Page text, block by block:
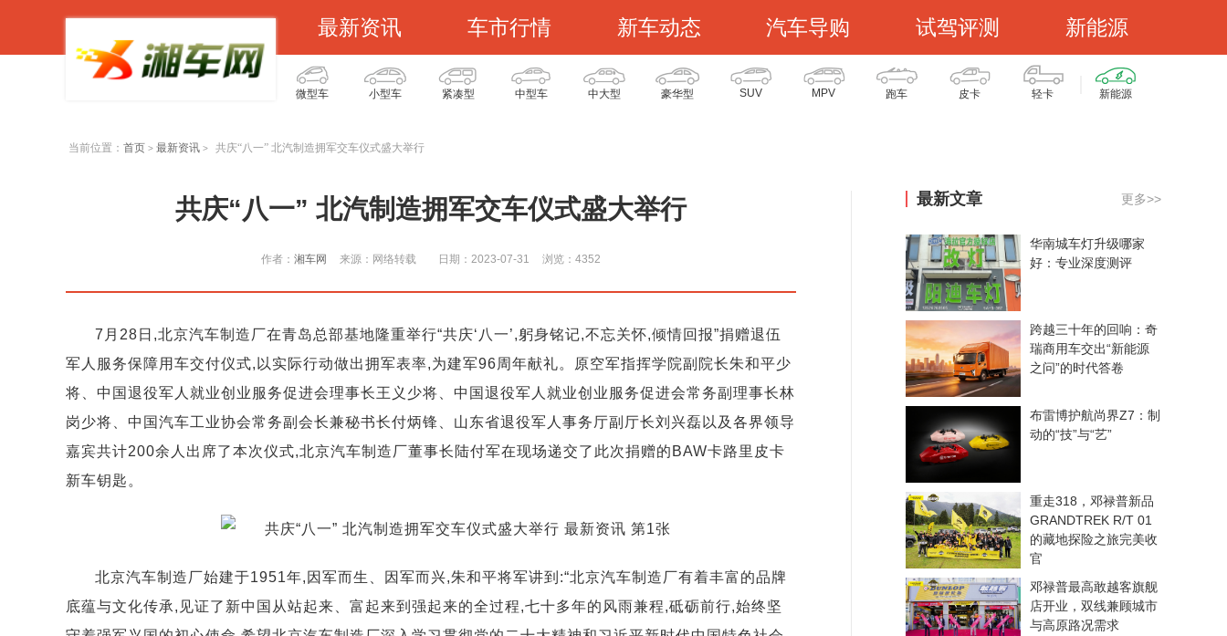
最新资讯 车市行情 新车动态 汽车导购 试驾评测 新能源
微型车 小型车 紧凑型 中型车 中大型 豪华型 SUV MPV 跑车 皮卡 轻卡 新能源
当前位置： 首页 > 最新资讯 > 共庆“八一” 北汽制造拥军交车仪式盛大举行
共庆“八一” 北汽制造拥军交车仪式盛大举行
作者： 湘车网 来源：网络转载 日期：2023-07-31 浏览：4352
7月28日,北京汽车制造厂在青岛总部基地隆重举行“共庆‘八一’,躬身铭记,不忘关怀,倾情回报”捐赠退伍
军人服务保障用车交付仪式,以实际行动做出拥军表率,为建军96周年献礼。原空军指挥学院副院长朱和平少
将、中国退役军人就业创业服务促进会理事长王义少将、中国退役军人就业创业服务促进会常务副理事长林
岗少将、中国汽车工业协会常务副会长兼秘书长付炳锋、山东省退役军人事务厅副厅长刘兴磊以及各界领导
嘉宾共计200余人出席了本次仪式,北京汽车制造厂董事长陆付军在现场递交了此次捐赠的BAW卡路里皮卡
新车钥匙。
北京汽车制造厂始建于1951年,因军而生、因军而兴,朱和平将军讲到:“北京汽车制造厂有着丰富的品牌
底蕴与文化传承,见证了新中国从站起来、富起来到强起来的全过程,七十多年的风雨兼程,砥砺前行,始终坚
最新文章 更多>>
华南城车灯升级哪家
好：专业深度测评
跨越三十年的回响：奇
瑞商用车交出“新能源
之问”的时代答卷
布雷博护航尚界Z7：制
动的“技”与“艺”
重走318，邓禄普新品
GRANDTREK R/T 01
的藏地探险之旅完美收
官
邓禄普最高敢越客旗舰
店开业，双线兼顾城市
与高原路况需求